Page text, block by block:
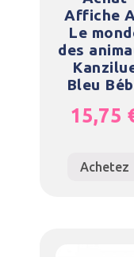
Affiche
Le
des
Bleu
15,75
Achetez